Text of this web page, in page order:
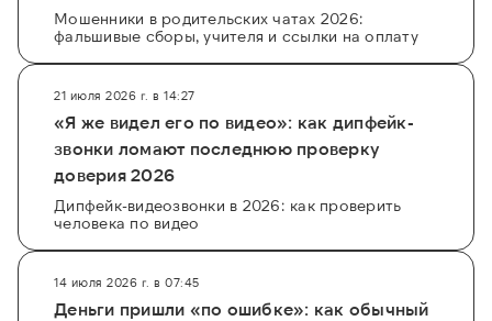
Мошенники в родительских чатах 2026:
фальшивые сборы, учителя и ссылки на оплату
21 июля 2026 г. в 14:27
«Я же видел его по видео»: как дипфейк-
звонки ломают последнюю проверку
доверия 2026
Дипфейк-видеозвонки в 2026: как проверить
человека по видео
14 июля 2026 г. в 07:45
Деньги пришли «по ошибке»: как обычный